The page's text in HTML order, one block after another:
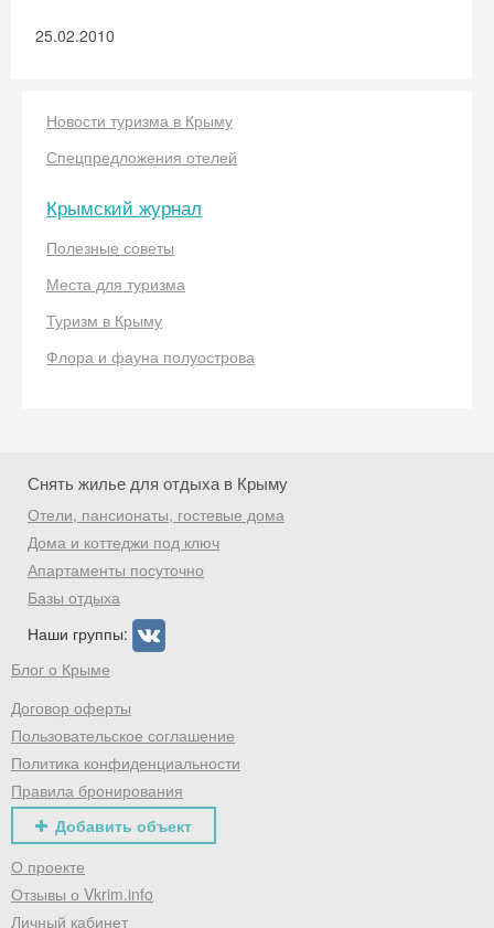
25.02.2010
Новости туризма в Крыму
Спецпредложения отелей
Крымский журнал
Полезные советы
Места для туризма
Туризм в Крыму
Флора и фауна полуострова
Снять жилье для отдыха в Крыму
Отели, пансионаты, гостевые дома
Дома и коттеджи под ключ
Апартаменты посуточно
Базы отдыха
Наши группы:
Блог о Крыме
Договор оферты
Пользовательское соглашение
Политика конфиденциальности
Правила бронирования
Добавить объект
О проекте
Отзывы о Vkrim.info
Личный кабинет
Получить промокод